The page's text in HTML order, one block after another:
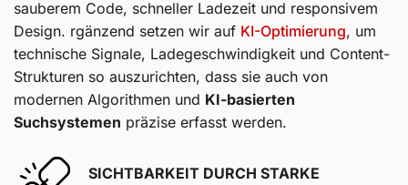
sauberem Code, schneller Ladezeit und responsivem
Design. rgänzend setzen wir auf KI-Optimierung, um
technische Signale, Ladegeschwindigkeit und Content-
Strukturen so auszurichten, dass sie auch von
modernen Algorithmen und KI-basierten
Suchsystemen präzise erfasst werden.
SICHTBARKEIT DURCH STARKE